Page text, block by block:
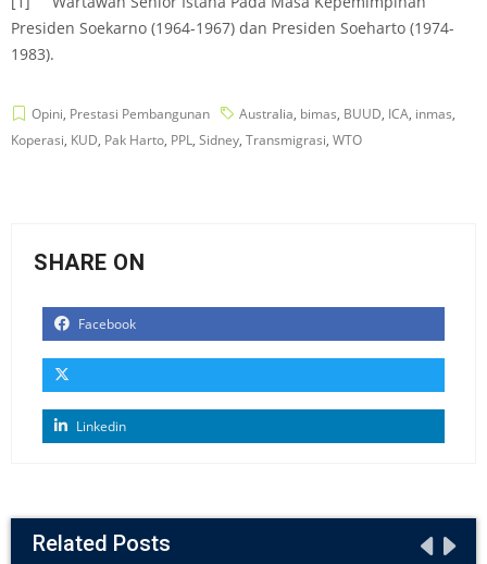
Presiden Soekarno (1964-1967) dan Presiden Soeharto (1974-
1983).
Opini, Prestasi Pembangunan Australia, bimas, BUUD, ICA, inmas,
Koperasi, KUD, Pak Harto, PPL, Sidney, Transmigrasi, WTO
SHARE ON
Facebook
Linkedin
Related Posts